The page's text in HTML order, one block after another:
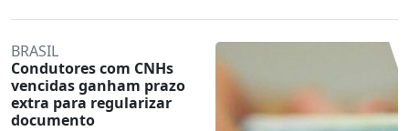
BRASIL
Condutores com CNHs
vencidas ganham prazo
extra para regularizar
documento